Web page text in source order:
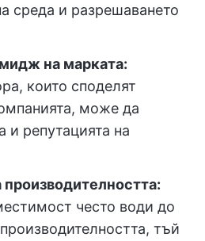
среда и разрешаването
на марката:
които споделят
може да
репутацията на
често води до
тъй